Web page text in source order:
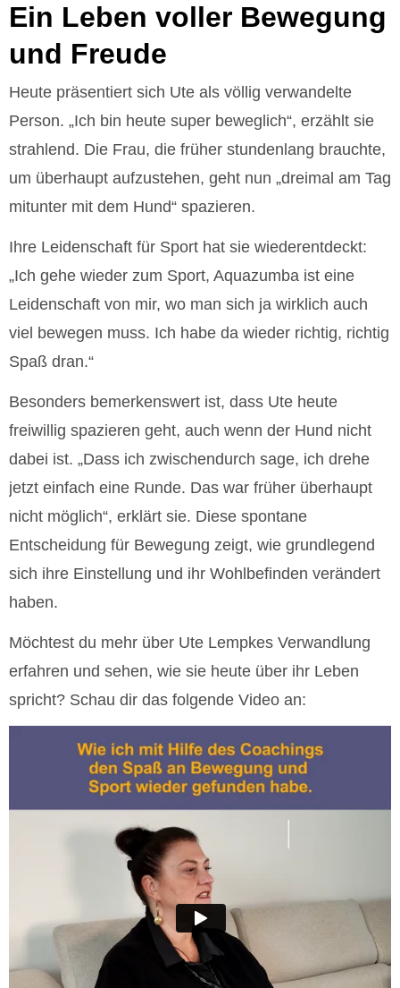
Ein Leben voller Bewegung
und Freude
Heute präsentiert sich Ute als völlig verwandelte
Person. „Ich bin heute super beweglich“, erzählt sie
strahlend. Die Frau, die früher stundenlang brauchte,
um überhaupt aufzustehen, geht nun „dreimal am Tag
mitunter mit dem Hund“ spazieren.
Ihre Leidenschaft für Sport hat sie wiederentdeckt:
„Ich gehe wieder zum Sport, Aquazumba ist eine
Leidenschaft von mir, wo man sich ja wirklich auch
viel bewegen muss. Ich habe da wieder richtig, richtig
Spaß dran.“
Besonders bemerkenswert ist, dass Ute heute
freiwillig spazieren geht, auch wenn der Hund nicht
dabei ist. „Dass ich zwischendurch sage, ich drehe
jetzt einfach eine Runde. Das war früher überhaupt
nicht möglich“, erklärt sie. Diese spontane
Entscheidung für Bewegung zeigt, wie grundlegend
sich ihre Einstellung und ihr Wohlbefinden verändert
haben.
Möchtest du mehr über Ute Lempkes Verwandlung
erfahren und sehen, wie sie heute über ihr Leben
spricht? Schau dir das folgende Video an: